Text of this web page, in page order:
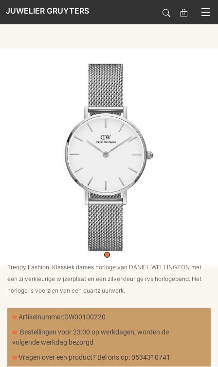
JUWELIER GRUYTERS
NORQAIN
REPARATIE
0
Trendy Fashion, Klassiek dames horloge van DANIEL WELLINGTON met
een zilverkleurige wijzerplaat en een zilverkleurige rvs horlogeband. Het
horloge is voorzien van een quartz uurwerk.
Artikelnummer:DW00100220
Bestellingen voor 23:00 op werkdagen, worden de
volgende werkdag bezorgd
Vragen over een product? Bel ons op: 0534310741